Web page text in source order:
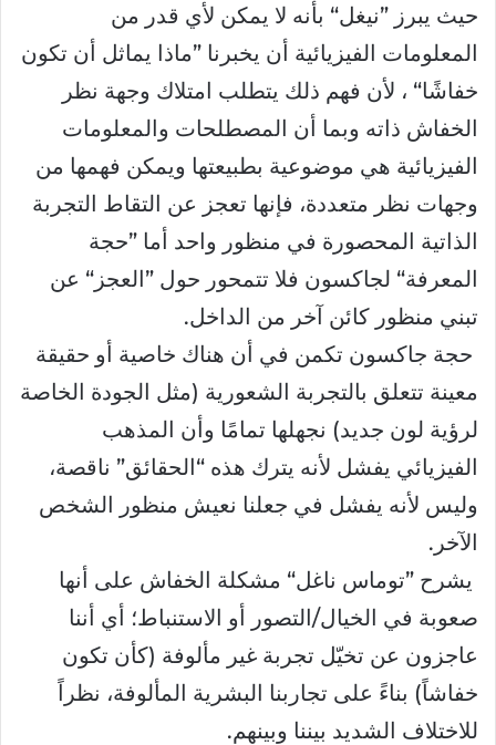
حيث يبرز ”نيغل“ بأنه لا يمكن لأي قدر من
المعلومات الفيزيائية أن يخبرنا ”ماذا يماثل أن تكون
خفاشًا“ ، لأن فهم ذلك يتطلب امتلاك وجهة نظر
الخفاش ذاته وبما أن المصطلحات والمعلومات
الفيزيائية هي موضوعية بطبيعتها ويمكن فهمها من
وجهات نظر متعددة، فإنها تعجز عن التقاط التجربة
الذاتية المحصورة في منظور واحد أما ”حجة
المعرفة“ لجاكسون فلا تتمحور حول ”العجز“ عن
تبني منظور كائن آخر من الداخل.
حجة جاكسون تكمن في أن هناك خاصية أو حقيقة
معينة تتعلق بالتجربة الشعورية (مثل الجودة الخاصة
لرؤية لون جديد) نجهلها تمامًا وأن المذهب
الفيزيائي يفشل لأنه يترك هذه “الحقائق” ناقصة،
وليس لأنه يفشل في جعلنا نعيش منظور الشخص
الآخر.
يشرح ”توماس ناغل“ مشكلة الخفاش على أنها
صعوبة في الخيال/التصور أو الاستنباط؛ أي أننا
عاجزون عن تخيّل تجربة غير مألوفة (كأن تكون
خفاشاً) بناءً على تجاربنا البشرية المألوفة، نظراً
للاختلاف الشديد بيننا وبينهم.